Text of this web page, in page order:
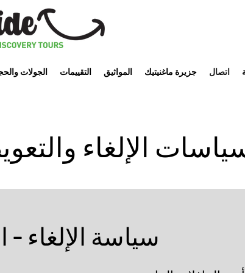
الجولات التقييمات المواثيق جزيرة ماغنيتيك اتصال
الإلغاء
سياسة الإلغاء -